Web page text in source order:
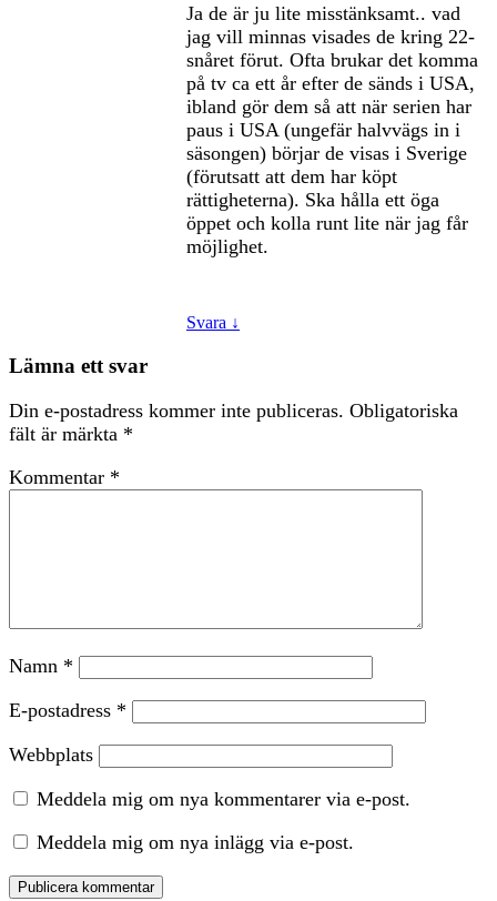
Ja de är ju lite misstänksamt.. vad
jag vill minnas visades de kring 22-
snåret förut. Ofta brukar det komma
på tv ca ett år efter de sänds i USA,
ibland gör dem så att när serien har
paus i USA (ungefär halvvägs in i
säsongen) börjar de visas i Sverige
(förutsatt att dem har köpt
rättigheterna). Ska hålla ett öga
öppet och kolla runt lite när jag får
möjlighet.
Svara ↓
Lämna ett svar
Din e-postadress kommer inte publiceras. Obligatoriska
fält är märkta *
Kommentar *
Namn *
E-postadress *
Webbplats
Meddela mig om nya kommentarer via e-post.
Meddela mig om nya inlägg via e-post.